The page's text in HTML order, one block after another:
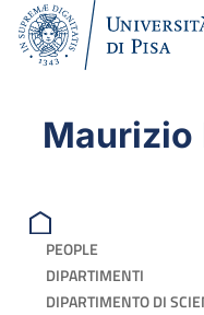
Maurizio
PEOPLE
DIPARTIMENTI
DIPARTIMENTO DI